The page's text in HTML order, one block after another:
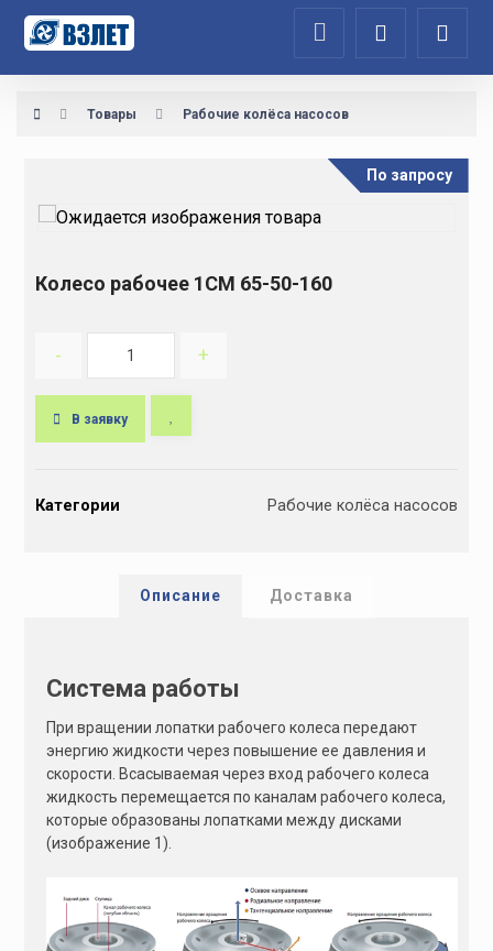
Товары Рабочие колёса насосов
Колесо рабочее 1СМ 65-50-160
По запросу
- +
В заявку
tКатегории Рабочие колёса насосов
Описание Доставка
Система работы
При вращении лопатки рабочего колеса передают
энергию жидкости через повышение ее давления и
скорости. Всасываемая через вход рабочего колеса
жидкость перемещается по каналам рабочего колеса,
которые образованы лопатками между дисками
(изображение 1).